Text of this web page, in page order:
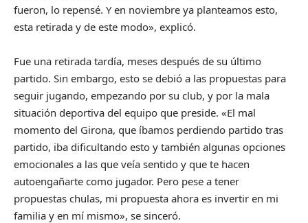
fueron, lo repensé. Y en noviembre ya planteamos esto,
esta retirada y de este modo», explicó.
Fue una retirada tardía, meses después de su último
partido. Sin embargo, esto se debió a las propuestas para
seguir jugando, empezando por su club, y por la mala
situación deportiva del equipo que preside. «El mal
momento del Girona, que íbamos perdiendo partido tras
partido, iba dificultando esto y también algunas opciones
emocionales a las que veía sentido y que te hacen
autoengañarte como jugador. Pero pese a tener
propuestas chulas, mi propuesta ahora es invertir en mi
familia y en mí mismo», se sinceró.